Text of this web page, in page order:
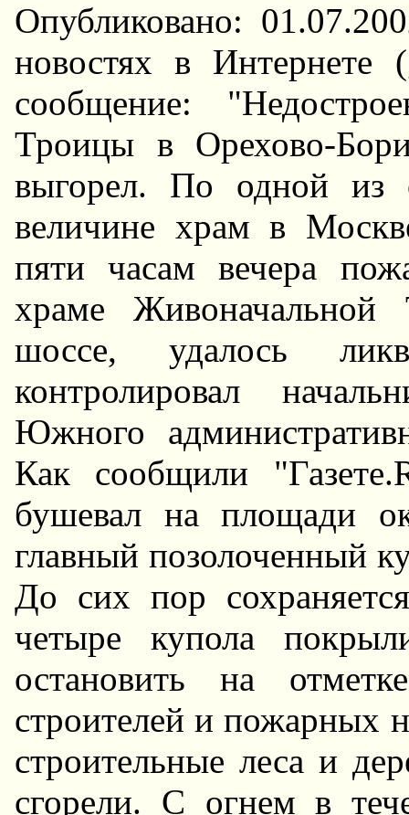
Опубликовано:
новостях в Интернете
сообщение:
Троицы в Орехово-
выгорел. По одной из
величине храм в
пяти часам вечера
храме
шоссе, удалось
контролировал
Южного
Как сообщили
бушевал на площади
главный позолоченный
До сих пор
четыре купола
остановить на
строителей и пожарных
строительные леса и
сгорели. С огнем в